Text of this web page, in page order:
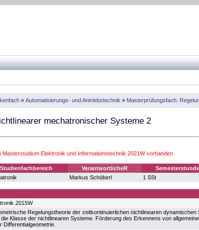
» Automatisierungs- und Antriebstechnik » Masterprüfungsfach:
mechatronischer Systeme 2
Elektronik und Informationstechnik 2021W vorhanden.
Studienfachbereich VerantwortlicheR
Markus Schöberl 1 SSt
2015W
Regelungstheorie der zeitkontinuierlichen nichtlinearen
Klasse der nichtlinearen Systeme. Förderung des Erkennens von
Differentialgeometrie.